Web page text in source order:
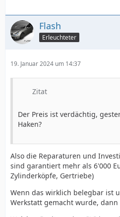
Flash
Erleuchteter
19. Januar 2024 um 14:37
Zitat
Der Preis ist verdächtig,
Haken?
Also die Reparaturen und
sind garantiert mehr als 6'000
Zylinderköpfe, Gertriebe)
Wenn das wirklich belegbar ist
Werkstatt gemacht wurde,